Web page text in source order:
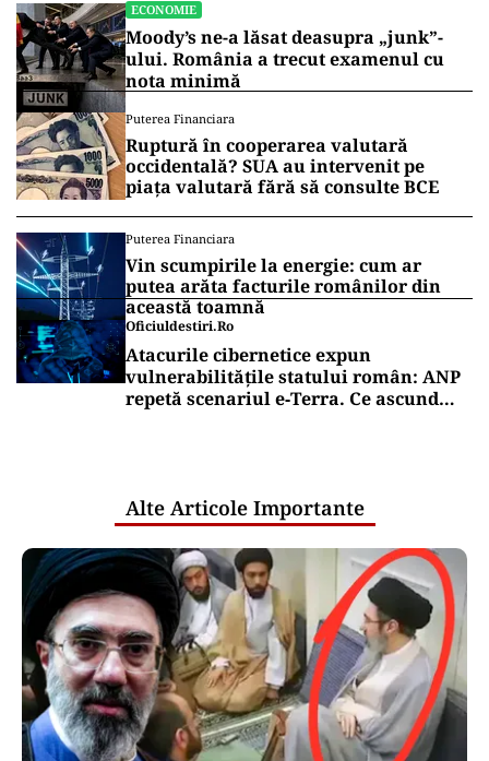
ECONOMIE
Moody’s ne-a lăsat deasupra „junk”-
ului. România a trecut examenul cu
nota minimă
Puterea Financiara
Ruptură în cooperarea valutară
occidentală? SUA au intervenit pe
piața valutară fără să consulte BCE
Puterea Financiara
Vin scumpirile la energie: cum ar
putea arăta facturile românilor din
această toamnă
Oficiuldestiri.ro
Atacurile cibernetice expun
vulnerabilitățile statului român: ANP
repetă scenariul e‑Terra. Ce ascund
Alte Articole Importante